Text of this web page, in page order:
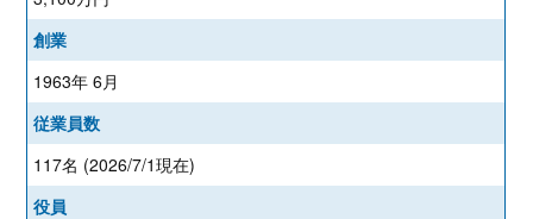
創業
1963年 6月
従業員数
117名 (2026/7/1現在)
役員